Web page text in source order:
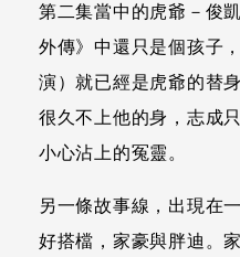
第二集當中的虎爺－俊
外傳》中還只是個孩子
演）就已經是虎爺的替
很久不上他的身，志成
小心沾上的冤靈。
另一條故事線，出現在
好搭檔，家豪與胖迪。